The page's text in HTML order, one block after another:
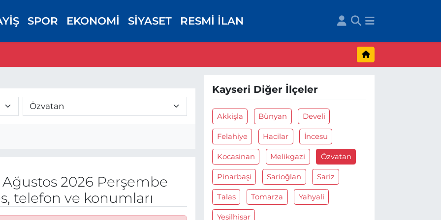
SPOR EKONOMİ SİYASET RESMİ İLAN
2026 Perşembe
telefon ve konumları
Kayseri Diğer İlçeler
Akkişla Bünyan Develi
Felahiye Hacilar İncesu
Kocasinan Melikgazi Özvatan
Pinarbaşi Sarioğlan Sariz
Talas Tomarza Yahyali
Yeşilhisar